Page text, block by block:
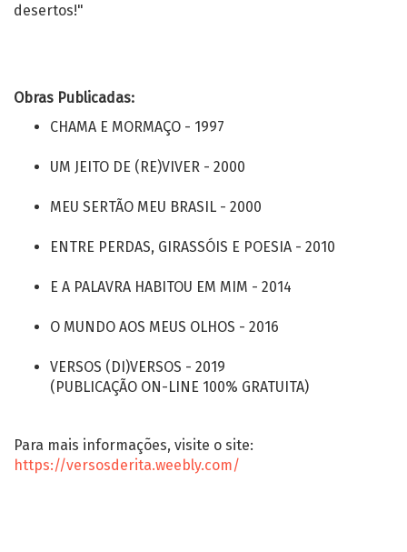
desertos!"
Obras Publicadas:
CHAMA E MORMAÇO - 1997
UM JEITO DE (RE)VIVER - 2000
MEU SERTÃO MEU BRASIL - 2000
ENTRE PERDAS, GIRASSÓIS E POESIA - 2010
E A PALAVRA HABITOU EM MIM - 2014
O MUNDO AOS MEUS OLHOS - 2016
VERSOS (DI)VERSOS - 2019
(PUBLICAÇÃO ON-LINE 100% GRATUITA)
Para mais informações, visite o site:
https://versosderita.weebly.com/